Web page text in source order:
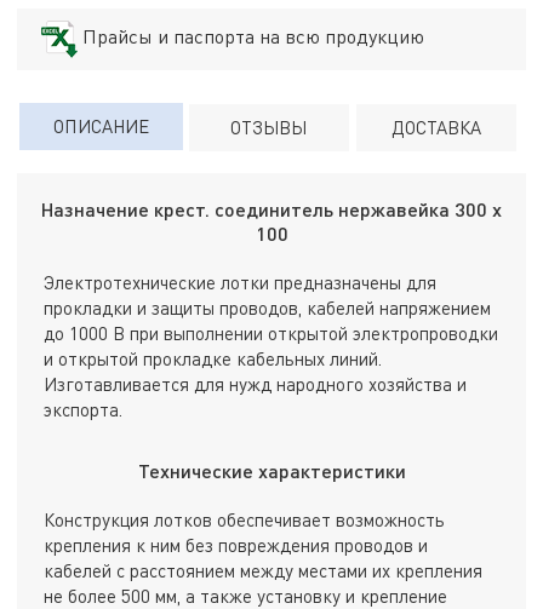
Прайсы и паспорта на всю продукцию
ОПИСАНИЕ ОТЗЫВЫ ДОСТАВКА
Назначение крест. соединитель нержавейка 300 х
100
Электротехнические лотки предназначены для
прокладки и защиты проводов, кабелей напряжением
до 1000 В при выполнении открытой электропроводки
и открытой прокладке кабельных линий.
Изготавливается для нужд народного хозяйства и
экспорта.
Технические характеристики
Конструкция лотков обеспечивает возможность
крепления к ним без повреждения проводов и
кабелей с расстоянием между местами их крепления
не более 500 мм, а также установку и крепление